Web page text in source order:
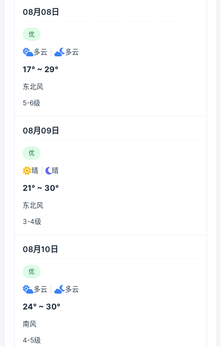
08月08日
优
多云 多云
17° ~ 29°
东北风
5-6级
08月09日
优
晴 晴
21° ~ 30°
东北风
3-4级
08月10日
优
多云 多云
24° ~ 30°
南风
4-5级